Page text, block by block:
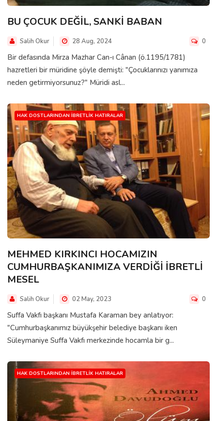
BU ÇOCUK DEĞİL, SANKİ BABAN
Salih Okur 28 Aug, 2024 0
Bir defasında Mirza Mazhar Can-ı Cânan (ö.1195/1781)
hazretleri bir müridine şöyle demişti: "Çocuklarınızı yanımıza
neden getirmiyorsunuz?" Müridi asl...
HAK DOSTLARINDAN İBRETLIK HATIRALAR
MEHMED KIRKINCI HOCAMIZIN
CUMHURBAŞKANIMIZA VERDİĞİ İBRETLİ
MESEL
Salih Okur 02 May, 2023 0
Suffa Vakfı başkanı Mustafa Karaman bey anlatıyor:
"Cumhurbaşkanımız büyükşehir belediye başkanı iken
Süleymaniye Suffa Vakfı merkezinde hocamla bir g...
HAK DOSTLARINDAN İBRETLIK HATIRALAR